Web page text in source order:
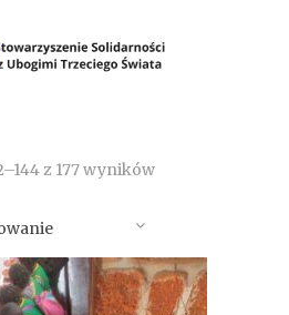
z 177 wyników